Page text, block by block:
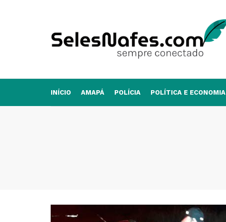
INÍCIO AMAPÁ POLÍCIA POLÍTICA E ECONOMIA